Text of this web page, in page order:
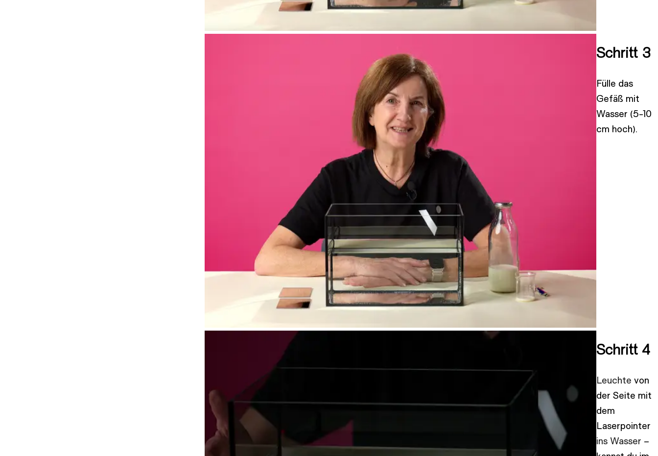
Schritt 3
Fülle das
Gefäß mit
Wasser (5-10
cm hoch).
Schritt 4
Leuchte von
der Seite mit
dem
Laserpointer
ins Wasser –